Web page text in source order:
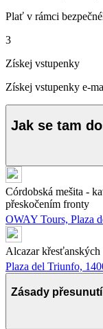
Plať v rámci
3
Získej vstupenky
Získej vstupenky e-
Jak se tam
Córdobská mešita -
přeskočením fronty
OWAY Tours, Plaza
Alcazar
Plaza del Triunfo,
Zásady přesunutí